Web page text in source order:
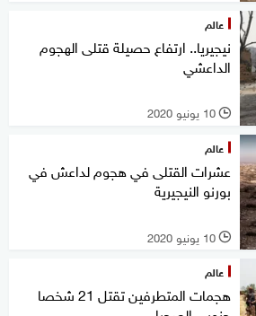
عالم
نيجيريا.. ارتفاع حصيلة قتلى الهجوم
الداعشي
l 10 يونيو 2020
عالم
عشرات القتلى في هجوم لداعش في
بورنو النيجيرية
l 10 يونيو 2020
عالم
هجمات المتطرفين تقتل 21 شخصا